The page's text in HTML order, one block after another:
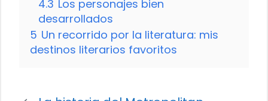
4.3 Los personajes bien
desarrollados
5 Un recorrido por la literatura: mis
destinos literarios favoritos